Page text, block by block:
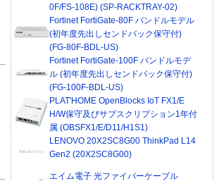
0F/FS-108E) (SP-RACKTRAY-02)
Fortinet FortiGate-80F バンドルモデル
(初年度先出しセンドバック保守付)
(FG-80F-BDL-US)
Fortinet FortiGate-100F バンドルモデ
ル (初年度先出しセンドバック保守付)
(FG-100F-BDL-US)
PLAT'HOME OpenBlocks IoT FX1/E
H/W保守及びサブスクリプション1年付
属 (OBSFX1/E/D11/H1S1)
LENOVO 20X2SC8G00 ThinkPad L14
Gen2 (20X2SC8G00)
エイム電子 光ファイバーケーブル